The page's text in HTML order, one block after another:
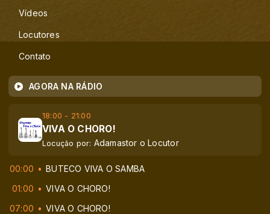
Vídeos
Locutores
Contato
AGORA NA RÁDIO
18:00 - 21:00
VIVA O CHORO!
Locução por: Adamastor o Locutor
00:00
BUTECO VIVA O SAMBA
01:00
VIVA O CHORO!
07:00
VIVA O CHORO!